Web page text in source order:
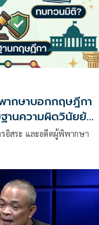
กษาบอกกฤษฎีกา
านความผิดวินัยย้อน
อิสระ และอดีตผู้พิพากษา